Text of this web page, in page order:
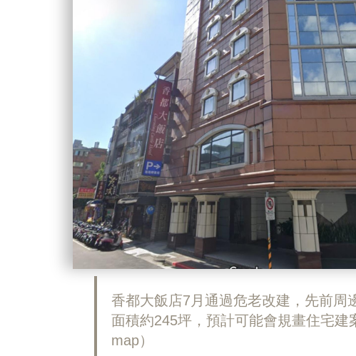
香都大飯店7月通過危老改建，先前周
面積約245坪，預計可能會規畫住宅
map）